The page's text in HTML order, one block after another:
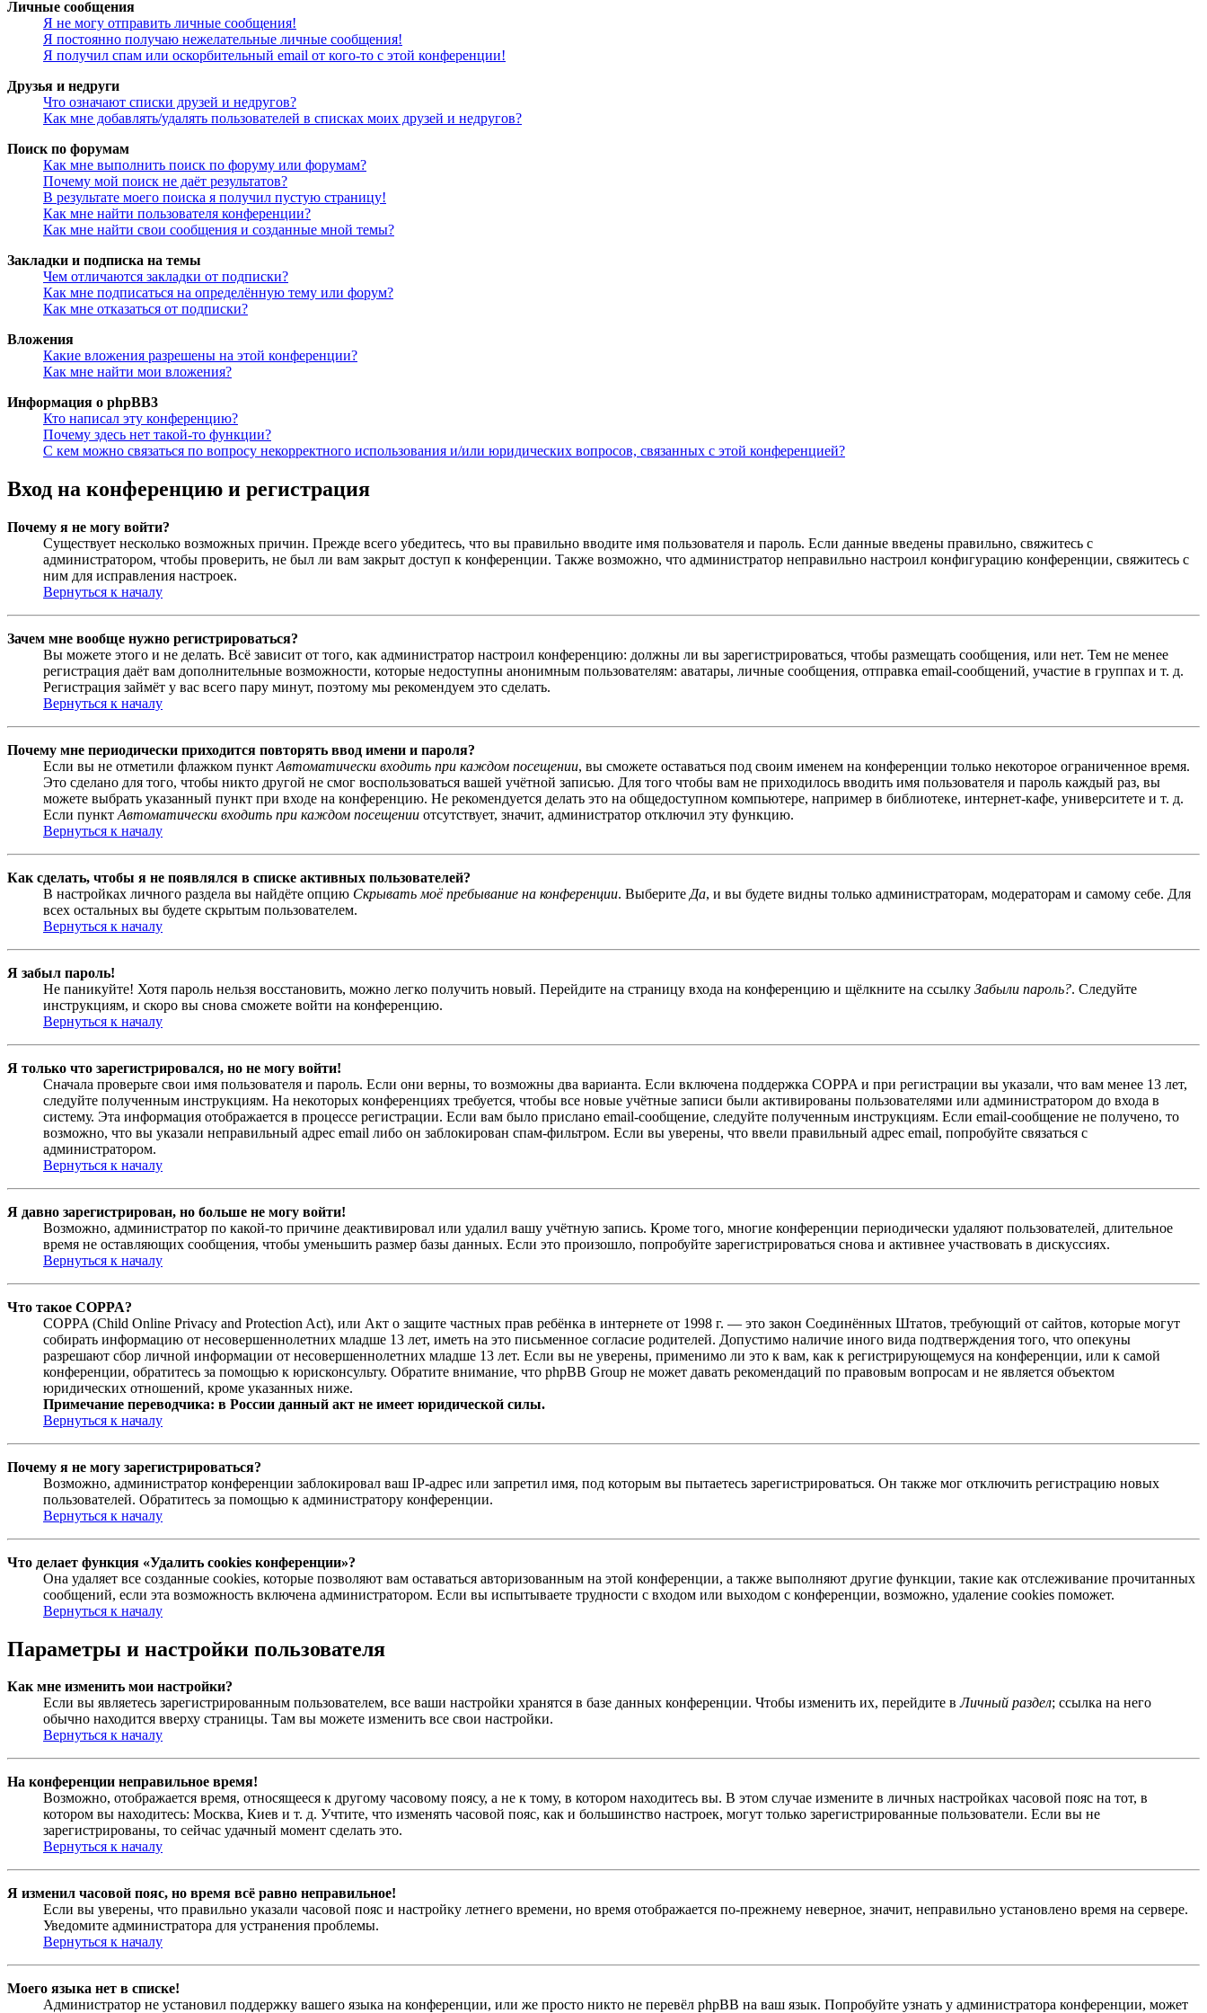
Личные сообщения
Я не могу отправить личные сообщения!
Я постоянно получаю нежелательные личные сообщения!
Я получил спам или оскорбительный email от кого-то с этой конференции!
Друзья и недруги
Что означают списки друзей и недругов?
Как мне добавлять/удалять пользователей в списках моих друзей и недругов?
Поиск по форумам
Как мне выполнить поиск по форуму или форумам?
Почему мой поиск не даёт результатов?
В результате моего поиска я получил пустую страницу!
Как мне найти пользователя конференции?
Как мне найти свои сообщения и созданные мной темы?
Закладки и подписка на темы
Чем отличаются закладки от подписки?
Как мне подписаться на определённую тему или форум?
Как мне отказаться от подписки?
Вложения
Какие вложения разрешены на этой конференции?
Как мне найти мои вложения?
Информация о phpBB3
Кто написал эту конференцию?
Почему здесь нет такой-то функции?
С кем можно связаться по вопросу некорректного использования и/или юридических вопросов, связанных с этой конференцией?
Вход на конференцию и регистрация
Почему я не могу войти?
Существует несколько возможных причин. Прежде всего убедитесь, что вы правильно вводите имя пользователя и пароль. Если данные введены правильно, свяжитесь с
администратором, чтобы проверить, не был ли вам закрыт доступ к конференции. Также возможно, что администратор неправильно настроил конфигурацию конференции, свяжитесь с
ним для исправления настроек.
Вернуться к началу
Зачем мне вообще нужно регистрироваться?
Вы можете этого и не делать. Всё зависит от того, как администратор настроил конференцию: должны ли вы зарегистрироваться, чтобы размещать сообщения, или нет. Тем не менее
регистрация даёт вам дополнительные возможности, которые недоступны анонимным пользователям: аватары, личные сообщения, отправка email-сообщений, участие в группах и т. д.
Регистрация займёт у вас всего пару минут, поэтому мы рекомендуем это сделать.
Вернуться к началу
Почему мне периодически приходится повторять ввод имени и пароля?
Если вы не отметили флажком пункт Автоматически входить при каждом посещении, вы сможете оставаться под своим именем на конференции только некоторое ограниченное время.
Это сделано для того, чтобы никто другой не смог воспользоваться вашей учётной записью. Для того чтобы вам не приходилось вводить имя пользователя и пароль каждый раз, вы
можете выбрать указанный пункт при входе на конференцию. Не рекомендуется делать это на общедоступном компьютере, например в библиотеке, интернет-кафе, университете и т. д.
Если пункт Автоматически входить при каждом посещении отсутствует, значит, администратор отключил эту функцию.
Вернуться к началу
Как сделать, чтобы я не появлялся в списке активных пользователей?
В настройках личного раздела вы найдёте опцию Скрывать моё пребывание на конференции. Выберите Да, и вы будете видны только администраторам, модераторам и самому себе. Для
всех остальных вы будете скрытым пользователем.
Вернуться к началу
Я забыл пароль!
Не паникуйте! Хотя пароль нельзя восстановить, можно легко получить новый. Перейдите на страницу входа на конференцию и щёлкните на ссылку Забыли пароль?. Следуйте
инструкциям, и скоро вы снова сможете войти на конференцию.
Вернуться к началу
Я только что зарегистрировался, но не могу войти!
Сначала проверьте свои имя пользователя и пароль. Если они верны, то возможны два варианта. Если включена поддержка COPPA и при регистрации вы указали, что вам менее 13 лет,
следуйте полученным инструкциям. На некоторых конференциях требуется, чтобы все новые учётные записи были активированы пользователями или администратором до входа в
систему. Эта информация отображается в процессе регистрации. Если вам было прислано email-сообщение, следуйте полученным инструкциям. Если email-сообщение не получено, то
возможно, что вы указали неправильный адрес email либо он заблокирован спам-фильтром. Если вы уверены, что ввели правильный адрес email, попробуйте связаться с
администратором.
Вернуться к началу
Я давно зарегистрирован, но больше не могу войти!
Возможно, администратор по какой-то причине деактивировал или удалил вашу учётную запись. Кроме того, многие конференции периодически удаляют пользователей, длительное
время не оставляющих сообщения, чтобы уменьшить размер базы данных. Если это произошло, попробуйте зарегистрироваться снова и активнее участвовать в дискуссиях.
Вернуться к началу
Что такое COPPA?
COPPA (Child Online Privacy and Protection Act), или Акт о защите частных прав ребёнка в интернете от 1998 г. — это закон Соединённых Штатов, требующий от сайтов, которые могут
собирать информацию от несовершеннолетних младше 13 лет, иметь на это письменное согласие родителей. Допустимо наличие иного вида подтверждения того, что опекуны
разрешают сбор личной информации от несовершеннолетних младше 13 лет. Если вы не уверены, применимо ли это к вам, как к регистрирующемуся на конференции, или к самой
конференции, обратитесь за помощью к юрисконсульту. Обратите внимание, что phpBB Group не может давать рекомендаций по правовым вопросам и не является объектом
юридических отношений, кроме указанных ниже.
Примечание переводчика: в России данный акт не имеет юридической силы.
Вернуться к началу
Почему я не могу зарегистрироваться?
Возможно, администратор конференции заблокировал ваш IP-адрес или запретил имя, под которым вы пытаетесь зарегистрироваться. Он также мог отключить регистрацию новых
пользователей. Обратитесь за помощью к администратору конференции.
Вернуться к началу
Что делает функция «Удалить cookies конференции»?
Она удаляет все созданные cookies, которые позволяют вам оставаться авторизованным на этой конференции, а также выполняют другие функции, такие как отслеживание прочитанных
сообщений, если эта возможность включена администратором. Если вы испытываете трудности с входом или выходом с конференции, возможно, удаление cookies поможет.
Вернуться к началу
Параметры и настройки пользователя
Как мне изменить мои настройки?
Если вы являетесь зарегистрированным пользователем, все ваши настройки хранятся в базе данных конференции. Чтобы изменить их, перейдите вЛичный раздел; ссылка на него
обычно находится вверху страницы. Там вы можете изменить все свои настройки.
Вернуться к началу
На конференции неправильное время!
Возможно, отображается время, относящееся к другому часовому поясу, а не к тому, в котором находитесь вы. В этом случае измените в личных настройках часовой пояс на тот, в
котором вы находитесь: Москва, Киев и т. д. Учтите, что изменять часовой пояс, как и большинство настроек, могут только зарегистрированные пользователи. Если вы не
зарегистрированы, то сейчас удачный момент сделать это.
Вернуться к началу
Я изменил часовой пояс, но время всё равно неправильное!
Если вы уверены, что правильно указали часовой пояс и настройку летнего времени, но время отображается по-прежнему неверное, значит, неправильно установлено время на сервере.
Уведомите администратора для устранения проблемы.
Вернуться к началу
Моего языка нет в списке!
Администратор не установил поддержку вашего языка на конференции, или же просто никто не перевёл phpBB на ваш язык. Попробуйте узнать у администратора конференции, может